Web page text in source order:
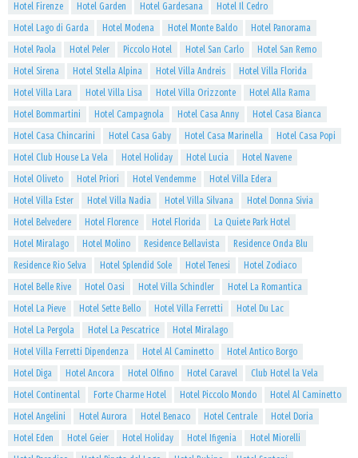
Hotel Firenze
Hotel Garden Hotel Gardesana
Hotel Il Cedro
Hotel Lago di Garda
Hotel Modena Hotel Monte Baldo
Hotel Panorama
Hotel Paola
Hotel Peler Piccolo Hotel Hotel San Carlo
Hotel San Remo
Hotel Sirena
Hotel Stella Alpina Hotel Villa Andreis
Hotel Villa Florida
Hotel Villa Lara
Hotel Villa Lisa Hotel Villa Orizzonte
Hotel Alla Rama
Hotel Bommartini
Hotel Campagnola Hotel Casa Anny
Hotel Casa Bianca
Hotel Casa Chincarini
Hotel Casa Gaby Hotel Casa Marinella
Hotel Casa Popi
Hotel Club House La Vela
Hotel Holiday Hotel Lucia
Hotel Navene
Hotel Oliveto
Hotel Priori Hotel Vendemme
Hotel Villa Edera
Hotel Villa Ester
Hotel Villa Nadia Hotel Villa Silvana
Hotel Donna Sivia
Hotel Belvedere
Hotel Florence Hotel Florida
La Quiete Park Hotel
Hotel Miralago
Hotel Molino Residence Bellavista
Residence Onda Blu
Residence Rio Selva
Hotel Splendid Sole Hotel Tenesi
Hotel Zodiaco
Hotel Belle Rive
Hotel Oasi Hotel Villa Schindler
Hotel La Romantica
Hotel La Pieve
Hotel Sette Bello Hotel Villa Ferretti
Hotel Du Lac
Hotel La Pergola
Hotel La Pescatrice
Hotel Miralago
Hotel Villa Ferretti Dipendenza
Hotel Al Caminetto
Hotel Antico Borgo
Hotel Diga
Hotel Ancora Hotel Olfino Hotel Caravel
Club Hotel la Vela
Hotel Continental
Forte Charme Hotel Hotel Piccolo Mondo
Hotel Al Caminetto
Hotel Angelini
Hotel Aurora Hotel Benaco Hotel Centrale
Hotel Doria
Hotel Eden
Hotel Geier Hotel Holiday Hotel Ifigenia
Hotel Miorelli